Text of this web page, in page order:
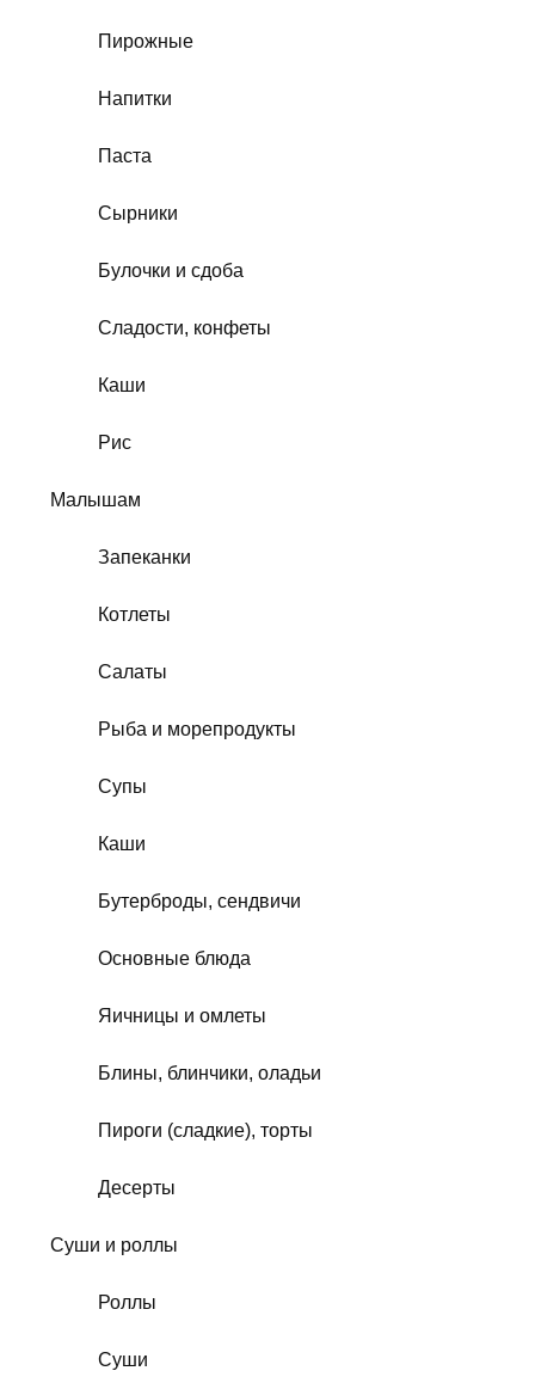
Пирожные
Напитки
Паста
Сырники
Булочки и сдоба
Сладости, конфеты
Каши
Рис
Малышам
Запеканки
Котлеты
Салаты
Рыба и морепродукты
Супы
Каши
Бутерброды, сендвичи
Основные блюда
Яичницы и омлеты
Блины, блинчики, оладьи
Пироги (сладкие), торты
Десерты
Суши и роллы
Роллы
Суши